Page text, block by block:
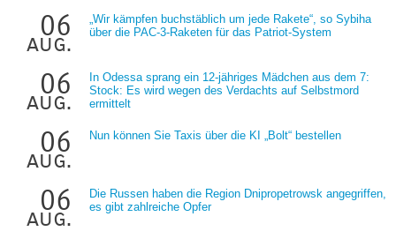
06
aug.
„Wir kämpfen buchstäblich um jede Rakete“, so Sybiha
über die PAC-3-Raketen für das Patriot-System
06
aug.
In Odessa sprang ein 12-jähriges Mädchen aus dem 7:
Stock: Es wird wegen des Verdachts auf Selbstmord
ermittelt
06
aug.
Nun können Sie Taxis über die KI „Bolt“ bestellen
06
aug.
Die Russen haben die Region Dnipropetrowsk angegriffen,
es gibt zahlreiche Opfer